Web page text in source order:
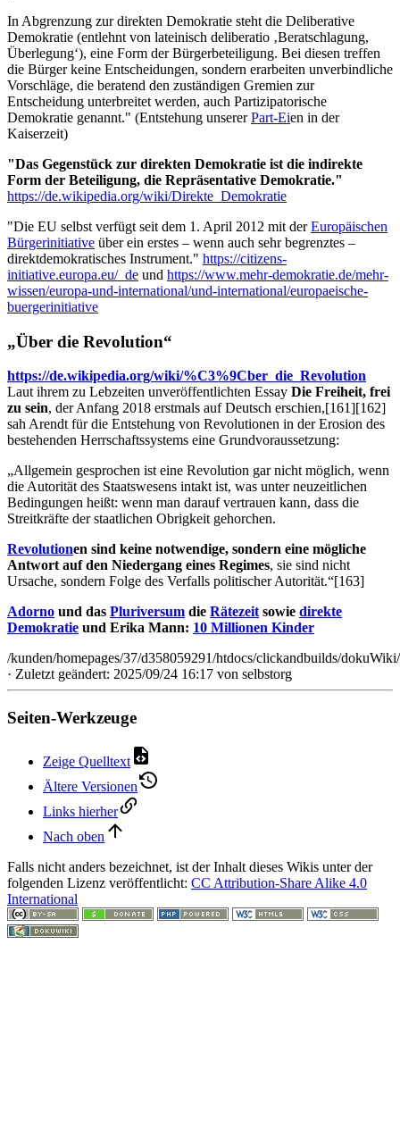
In Abgrenzung zur direkten Demokratie steht die Deliberative
Demokratie (entlehnt von lateinisch deliberatio ‚Beratschlagung,
Überlegung‘), eine Form der Bürgerbeteiligung. Bei diesen treffen
die Bürger keine Entscheidungen, sondern erarbeiten unverbindliche
Vorschläge, die beratend den zuständigen Gremien zur
Entscheidung unterbreitet werden, auch Partizipatorische
Demokratie genannt." (Entstehung unsererPart-Eien in der
Kaiserzeit)
"Das Gegenstück zur direkten Demokratie ist die indirekte
Form der Beteiligung, die Repräsentative Demokratie."
https://de.wikipedia.org/wiki/Direkte_Demokratie
"Die EU selbst verfügt seit dem 1. April 2012 mit derEuropäischen
Bürgerinitiative über ein erstes – wenn auch sehr begrenztes –
direktdemokratisches Instrument." https://citizens-
initiative.europa.eu/_de und https://www.mehr-demokratie.de/mehr-
wissen/europa-und-international/und-international/europaeische-
buergerinitiative
„Über die Revolution“
https://de.wikipedia.org/wiki/%C3%9Cber_die_Revolution
Laut ihrem zu Lebzeiten unveröffentlichten Essay Die Freiheit, frei
zu sein, der Anfang 2018 erstmals auf Deutsch erschien,[161][162]
sah Arendt für die Entstehung von Revolutionen in der Erosion des
bestehenden Herrschaftssystems eine Grundvoraussetzung:
„Allgemein gesprochen ist eine Revolution gar nicht möglich, wenn
die Autorität des Staatswesens intakt ist, was unter neuzeitlichen
Bedingungen heißt: wenn man darauf vertrauen kann, dass die
Streitkräfte der staatlichen Obrigkeit gehorchen.
Revolutionen sind keine notwendige, sondern eine mögliche
Antwort auf den Niedergang eines Regimes, sie sind nicht
Ursache, sondern Folge des Verfalls politischer Autorität.“[163]
Adorno und das Pluriversum die Rätezeitsowie direkte
Demokratie und Erika Mann: 10 Millionen Kinder
/kunden/homepages/37/d358059291/htdocs/clickandbuilds/
· Zuletzt geändert: 2025/09/24 16:17 von selbstorg
Seiten-Werkzeuge
Zeige Quelltext
Ältere Versionen
Links hierher
Nach oben
Falls nicht anders bezeichnet, ist der Inhalt dieses Wikis unter der
folgenden Lizenz veröffentlicht: CC Attribution-Share Alike 4.0
International